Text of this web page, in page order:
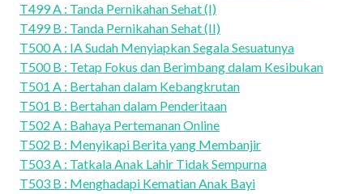
T499 A : Tanda Pernikahan Sehat (I)
T499 B : Tanda Pernikahan Sehat (II)
T500 A : IA Sudah Menyiapkan Segala Sesuatunya
T500 B : Tetap Fokus dan Berimbang dalam Kesibukan
T501 A : Bertahan dalam Kebangkrutan
T501 B : Bertahan dalam Penderitaan
T502 A : Bahaya Pertemanan Online
T502 B : Menyikapi Berita yang Membanjir
T503 A : Tatkala Anak Lahir Tidak Sempurna
T503 B : Menghadapi Kematian Anak Bayi